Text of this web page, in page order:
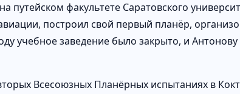
путейском факультете Саратовского
построил свой первый планёр,
учебное заведение было закрыто, и
Всесоюзных Планёрных испытаниях в